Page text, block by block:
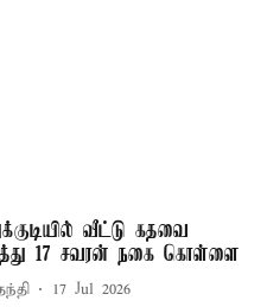
வீட்டு கதவை
17 சவரன் நகை கொள்ளை
17 Jul 2026